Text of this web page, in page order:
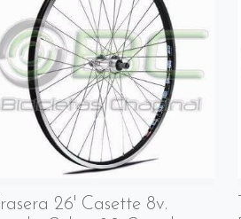
Trasera 26' Casette 8v.